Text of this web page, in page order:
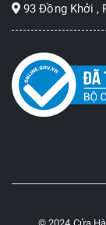
93 Đồng Khởi ,